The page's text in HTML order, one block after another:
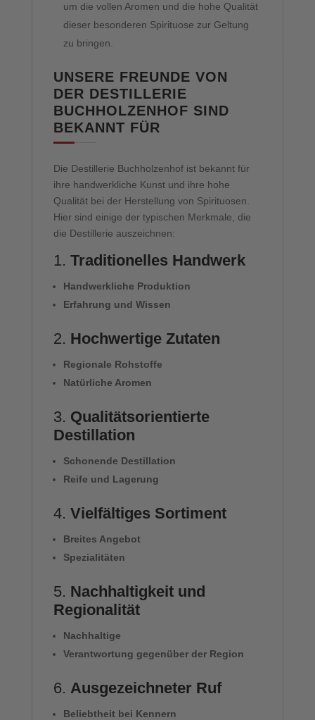
um die vollen Aromen und die hohe Qualität
dieser besonderen Spirituose zur Geltung
zu bringen.
UNSERE FREUNDE VON
DER DESTILLERIE
BUCHHOLZENHOF SIND
BEKANNT FÜR
Die Destillerie Buchholzenhof ist bekannt für
ihre handwerkliche Kunst und ihre hohe
Qualität bei der Herstellung von Spirituosen.
Hier sind einige der typischen Merkmale, die
die Destillerie auszeichnen:
1. Traditionelles Handwerk
Handwerkliche Produktion
Erfahrung und Wissen
2. Hochwertige Zutaten
Regionale Rohstoffe
Natürliche Aromen
3. Qualitätsorientierte
Destillation
Schonende Destillation
Reife und Lagerung
4. Vielfältiges Sortiment
Breites Angebot
Spezialitäten
5. Nachhaltigkeit und
Regionalität
Nachhaltige
Verantwortung gegenüber der Region
6. Ausgezeichneter Ruf
Beliebtheit bei Kennern